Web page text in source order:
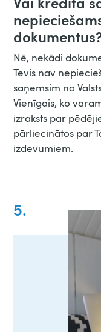
Nē, nekādi
Tevis nav
saņemsim no
Vienīgais, ko
izraksts par
pārliecinātos par
izdevumiem.
5.